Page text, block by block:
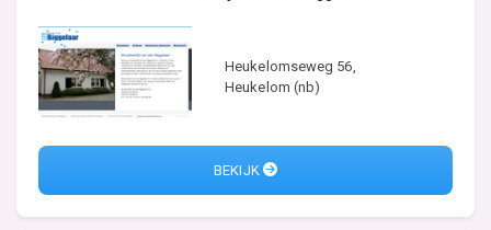
Heukelomseweg 56,
Heukelom (nb)
BEKIJK